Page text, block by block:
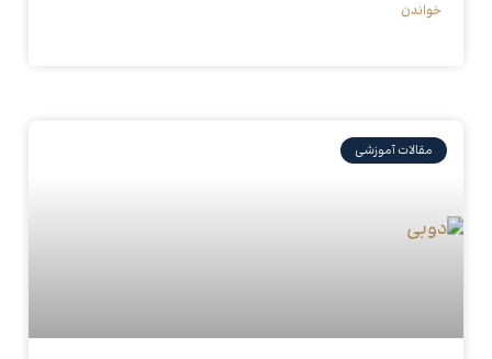
خواندن
مقالات آموزشی